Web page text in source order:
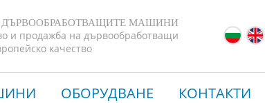
ДЪРВООБРАБОТВАЩИТЕ МАШИНИ
и продажба на дървообработващи
качество
ОБОРУДВАНЕ КОНТАКТИ